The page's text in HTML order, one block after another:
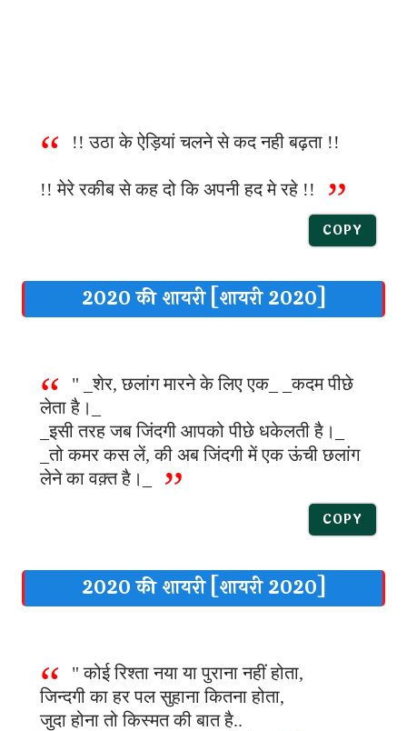
!! उठा के ऐड़ियां चलने से कद नही बढ़ता !!
!! मेरे रकीब से कह दो कि अपनी हद मे रहे !!
COPY
2020 की शायरी [शायरी 2020]
" _शेर, छलांग मारने के लिए एक_ _कदम पीछे
लेता है।_
_इसी तरह जब जिंदगी आपको पीछे धकेलती है।_
_तो कमर कस लें, की अब जिंदगी में एक ऊंची छलांग
लेने का वक़्त है।_
COPY
2020 की शायरी [शायरी 2020]
" कोई रिश्ता नया या पुराना नहीं होता,
जिन्दगी का हर पल सुहाना कितना होता,
जुदा होना तो किस्मत की बात है..